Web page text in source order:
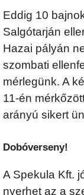
Eddig 10
Salgótarján
Hazai pályán
szombati
mérlegünk. A
11-én
arányú sikert
Dobóverseny!
A Spekula Kft.
nyerhet az a